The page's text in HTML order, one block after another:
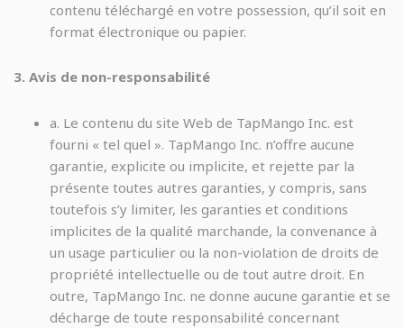
contenu téléchargé en votre possession, qu’il soit en
format électronique ou papier.
3. Avis de non-responsabilité
a. Le contenu du site Web de TapMango Inc. est
fourni « tel quel ». TapMango Inc. n’offre aucune
garantie, explicite ou implicite, et rejette par la
présente toutes autres garanties, y compris, sans
toutefois s’y limiter, les garanties et conditions
implicites de la qualité marchande, la convenance à
un usage particulier ou la non-violation de droits de
propriété intellectuelle ou de tout autre droit. En
outre, TapMango Inc. ne donne aucune garantie et se
décharge de toute responsabilité concernant